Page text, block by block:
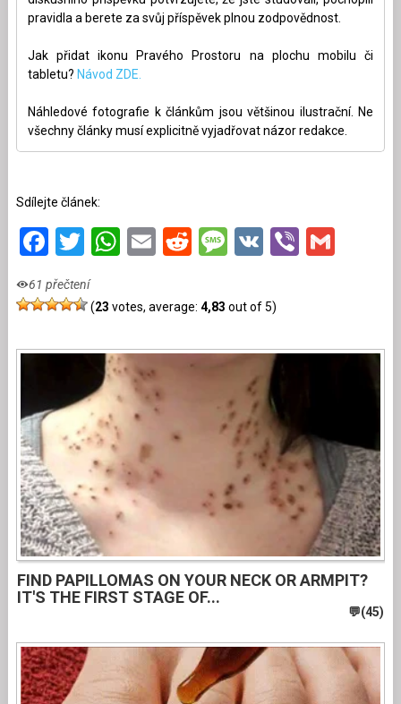
pravidla a berete za svůj příspěvek plnou zodpovědnost.
Jak přidat ikonu Pravého Prostoru na plochu mobilu či
tabletu? Návod ZDE.
Náhledové fotografie k článkům jsou většinou ilustrační. Ne
všechny články musí explicitně vyjadřovat názor redakce.
Sdílejte článek:
Facebook
Twitter
WhatsApp
EmailRedditMessage
VKViber
61 přečtení
(23 votes, average: 4,83 out of 5)
FIND PAPILLOMAS ON YOUR NECK OR ARMPIT?
IT'S THE FIRST STAGE OF...